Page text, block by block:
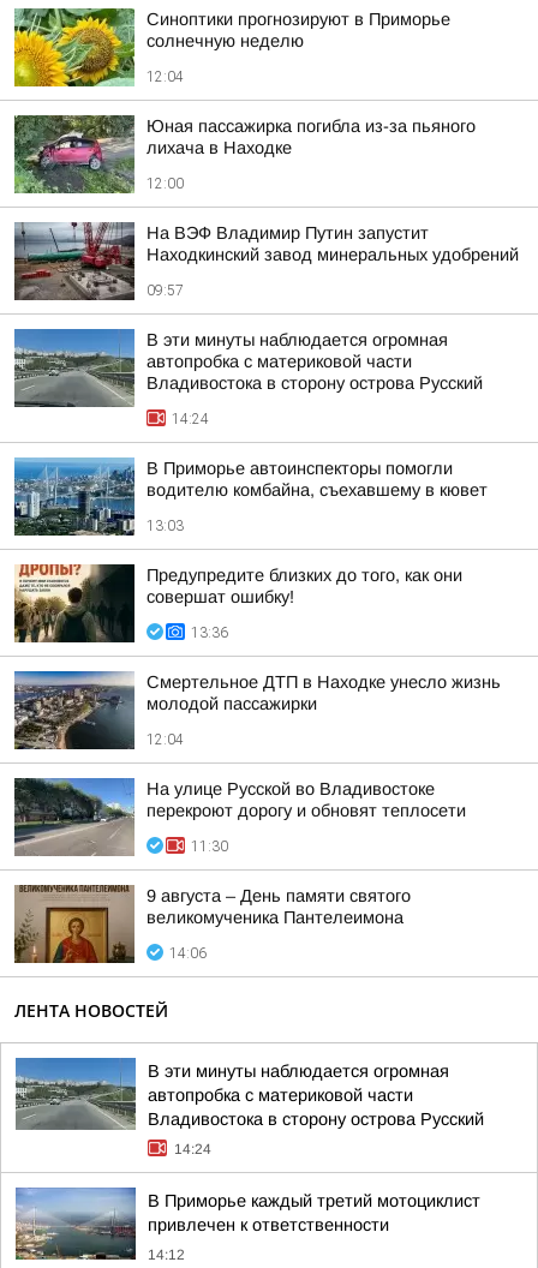
Синоптики прогнозируют в Приморье
солнечную неделю
12:04
Юная пассажирка погибла из-за пьяного
лихача в Находке
12:00
На ВЭФ Владимир Путин запустит
Находкинский завод минеральных удобрений
09:57
В эти минуты наблюдается огромная
автопробка с материковой части
Владивостока в сторону острова Русский
14:24
В Приморье автоинспекторы помогли
водителю комбайна, съехавшему в кювет
13:03
Предупредите близких до того, как они
совершат ошибку!
13:36
Смертельное ДТП в Находке унесло жизнь
молодой пассажирки
12:04
На улице Русской во Владивостоке
перекроют дорогу и обновят теплосети
11:30
9 августа – День памяти святого
великомученика Пантелеимона
14:06
ЛЕНТА НОВОСТЕЙ
В эти минуты наблюдается огромная
автопробка с материковой части
Владивостока в сторону острова Русский
14:24
В Приморье каждый третий мотоциклист
привлечен к ответственности
14:12